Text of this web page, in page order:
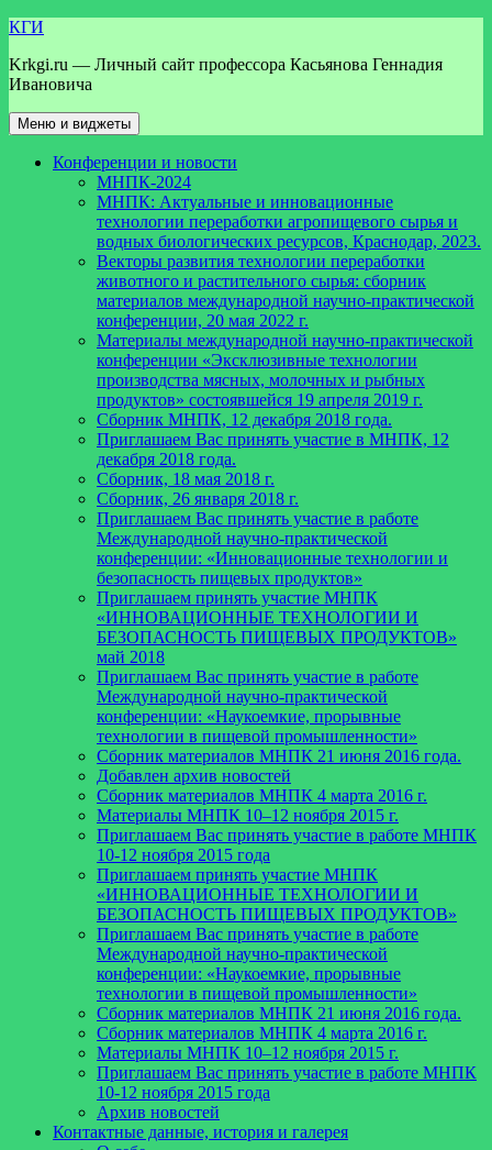
Перейти
содержимому
КГИ
Krkgi.ru — Личный сайт профессора Касьянова Геннадия
Ивановича
Меню и виджеты
Конференции и новости
МНПК-2024
МНПК: Актуальные и инновационные
технологии переработки агропищевого сырья и
водных биологических ресурсов, Краснодар, 2023.
Векторы развития технологии переработки
животного и растительного сырья: сборник
материалов международной научно-практической
конференции, 20 мая 2022 г.
Материалы международной научно-практической
конференции «Эксклюзивные технологии
производства мясных, молочных и рыбных
продуктов» состоявшейся 19 апреля 2019 г.
Сборник МНПК, 12 декабря 2018 года.
Приглашаем Вас принять участие в МНПК, 12
декабря 2018 года.
Сборник, 18 мая 2018 г.
Сборник, 26 января 2018 г.
Приглашаем Вас принять участие в работе
Международной научно-практической
конференции: «Инновационные технологии и
безопасность пищевых продуктов»
Приглашаем принять участие МНПК
«ИННОВАЦИОННЫЕ ТЕХНОЛОГИИ И
БЕЗОПАСНОСТЬ ПИЩЕВЫХ ПРОДУКТОВ»
май 2018
Приглашаем Вас принять участие в работе
Международной научно-практической
конференции: «Наукоемкие, прорывные
технологии в пищевой промышленности»
Сборник материалов МНПК 21 июня 2016 года.
Добавлен архив новостей
Cборник материалов МНПК 4 марта 2016 г.
Материалы МНПК 10–12 ноября 2015 г.
Приглашаем Вас принять участие в работе МНПК
10-12 ноября 2015 года
Приглашаем принять участие МНПК
«ИННОВАЦИОННЫЕ ТЕХНОЛОГИИ И
БЕЗОПАСНОСТЬ ПИЩЕВЫХ ПРОДУКТОВ»
Приглашаем Вас принять участие в работе
Международной научно-практической
конференции: «Наукоемкие, прорывные
технологии в пищевой промышленности»
Сборник материалов МНПК 21 июня 2016 года.
Cборник материалов МНПК 4 марта 2016 г.
Материалы МНПК 10–12 ноября 2015 г.
Приглашаем Вас принять участие в работе МНПК
10-12 ноября 2015 года
Архив новостей
Контактные данные, история и галерея